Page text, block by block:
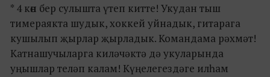
* 4 көн бер сулышта үтеп китте! Укудан тыш
тимераякта шудык, хоккей уйнадык, гитарага
кушылып җырлар җырладык. Командама рәхмәт!
Катнашучыларга киләчәктә дә укуларында
уңышлар теләп калам! Күңелегездәге илһам